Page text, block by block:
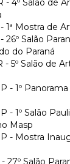
4º Salão de
1ª Mostra de
26º Salão
do Paraná
5º Salão de
- 1º
- 1º Salão
Masp
- Mostra
27º Salão